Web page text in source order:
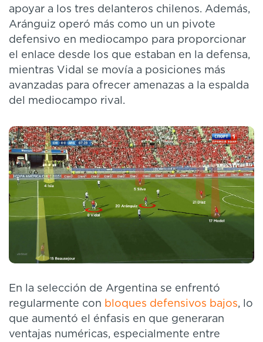
apoyar a los tres delanteros chilenos. Además,
Aránguiz operó más como un un pivote
defensivo en mediocampo para proporcionar
el enlace desde los que estaban en la defensa,
mientras Vidal se movía a posiciones más
avanzadas para ofrecer amenazas a la espalda
del mediocampo rival.
En la selección de Argentina se enfrentó
regularmente con bloques defensivos bajos, lo
que aumentó el énfasis en que generaran
ventajas numéricas, especialmente entre